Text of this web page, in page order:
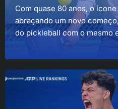
Com quase 80 anos, o
abraçando um novo
do pickleball com o mesmo